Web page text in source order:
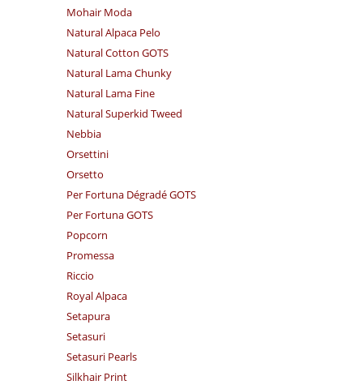
Mohair Moda
Natural Alpaca Pelo
Natural Cotton GOTS
Natural Lama Chunky
Natural Lama Fine
Natural Superkid Tweed
Nebbia
Orsettini
Orsetto
Per Fortuna Dégradé GOTS
Per Fortuna GOTS
Popcorn
Promessa
Riccio
Royal Alpaca
Setapura
Setasuri
Setasuri Pearls
Silkhair Print